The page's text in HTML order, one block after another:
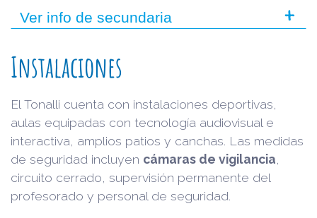
Ver info de secundaria +
Instalaciones
El Tonalli cuenta con instalaciones deportivas,
aulas equipadas con tecnología audiovisual e
interactiva, amplios patios y canchas. Las medidas
de seguridad incluyen cámaras de vigilancia
circuito cerrado, supervisión permanente del
profesorado y personal de seguridad.